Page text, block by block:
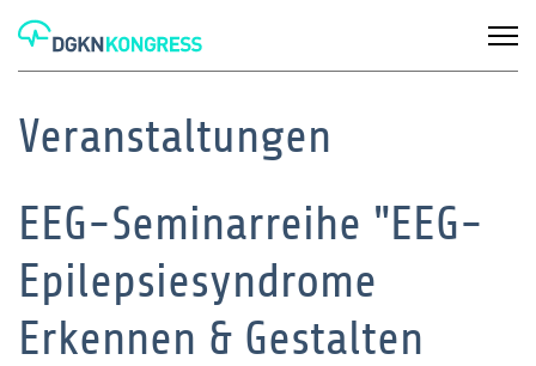
Veranstaltungen
EEG-Seminarreihe "EEG-
Epilepsiesyndrome
Erkennen & Gestalten